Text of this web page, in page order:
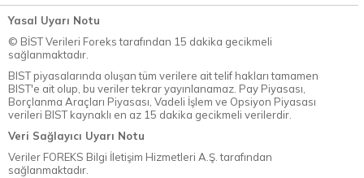
Yasal Uyarı Notu
© BİST Verileri Foreks tarafından 15 dakika gecikmeli
sağlanmaktadır.
BIST piyasalarında oluşan tüm verilere ait telif hakları tamamen
BIST'e ait olup, bu veriler tekrar yayınlanamaz. Pay Piyasası,
Borçlanma Araçları Piyasası, Vadeli İşlem ve Opsiyon Piyasası
verileri BIST kaynaklı en az 15 dakika gecikmeli verilerdir.
Veri Sağlayıcı Uyarı Notu
Veriler FOREKS Bilgi İletişim Hizmetleri A.Ş. tarafından
sağlanmaktadır.